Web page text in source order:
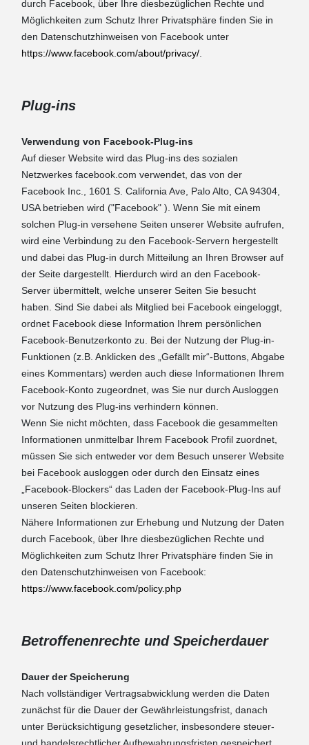
durch Facebook, über Ihre diesbezüglichen Rechte und
Möglichkeiten zum Schutz Ihrer Privatsphäre finden Sie in
den Datenschutzhinweisen von Facebook unter
https://www.facebook.com/about/privacy/.
Plug-ins
Verwendung von Facebook-Plug-ins
Auf dieser Website wird das Plug-ins des sozialen
Netzwerkes facebook.com verwendet, das von der
Facebook Inc., 1601 S. California Ave, Palo Alto, CA 94304,
USA betrieben wird ("Facebook" ). Wenn Sie mit einem
solchen Plug-in versehene Seiten unserer Website aufrufen,
wird eine Verbindung zu den Facebook-Servern hergestellt
und dabei das Plug-in durch Mitteilung an Ihren Browser auf
der Seite dargestellt. Hierdurch wird an den Facebook-
Server übermittelt, welche unserer Seiten Sie besucht
haben. Sind Sie dabei als Mitglied bei Facebook eingeloggt,
ordnet Facebook diese Information Ihrem persönlichen
Facebook-Benutzerkonto zu. Bei der Nutzung der Plug-in-
Funktionen (z.B. Anklicken des „Gefällt mir“-Buttons, Abgabe
eines Kommentars) werden auch diese Informationen Ihrem
Facebook-Konto zugeordnet, was Sie nur durch Ausloggen
vor Nutzung des Plug-ins verhindern können.
Wenn Sie nicht möchten, dass Facebook die gesammelten
Informationen unmittelbar Ihrem Facebook Profil zuordnet,
müssen Sie sich entweder vor dem Besuch unserer Website
bei Facebook ausloggen oder durch den Einsatz eines
„Facebook-Blockers“ das Laden der Facebook-Plug-Ins auf
unseren Seiten blockieren.
Nähere Informationen zur Erhebung und Nutzung der Daten
durch Facebook, über Ihre diesbezüglichen Rechte und
Möglichkeiten zum Schutz Ihrer Privatsphäre finden Sie in
den Datenschutzhinweisen von Facebook:
https://www.facebook.com/policy.php
Betroffenenrechte und Speicherdauer
Dauer der Speicherung
Nach vollständiger Vertragsabwicklung werden die Daten
zunächst für die Dauer der Gewährleistungsfrist, danach
unter Berücksichtigung gesetzlicher, insbesondere steuer-